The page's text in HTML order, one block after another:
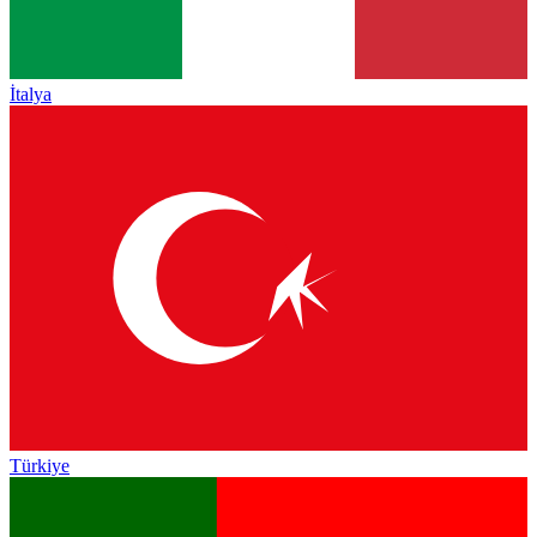
İtalya
Türkiye